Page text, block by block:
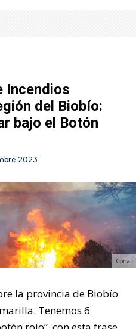
Incendios
del Biobío:
bajo el Botón
2023
Conaf
la provincia de Biobío
Tenemos 6